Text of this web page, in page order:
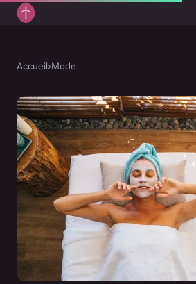
Accueil›Mode